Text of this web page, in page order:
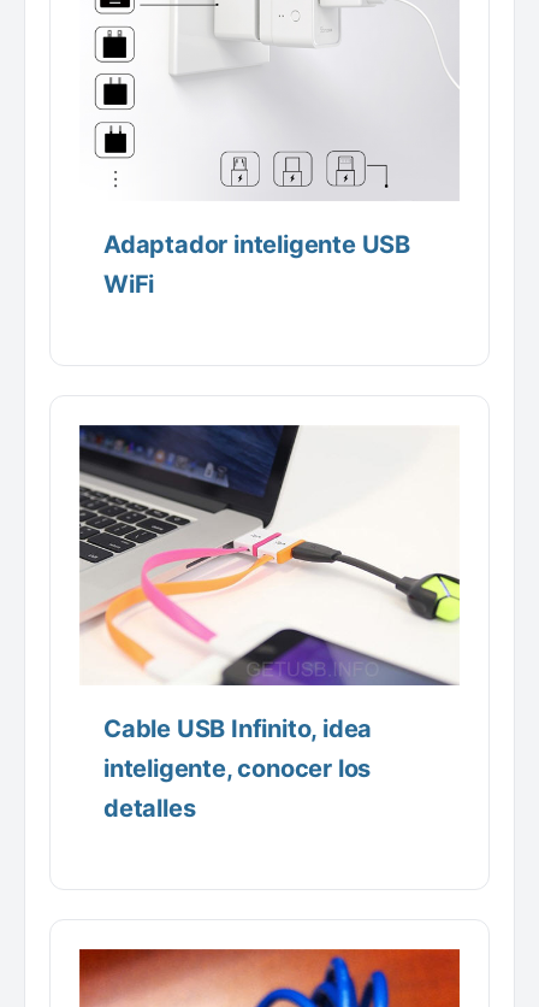
Adaptador inteligente USB
WiFi
Cable USB Infinito, idea
inteligente, conocer los
detalles